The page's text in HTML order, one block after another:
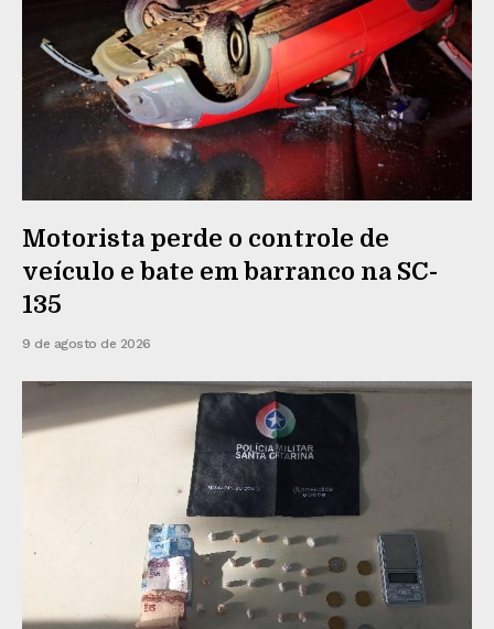
Motorista perde o controle de
veículo e bate em barranco na SC-
135
9 de agosto de 2026